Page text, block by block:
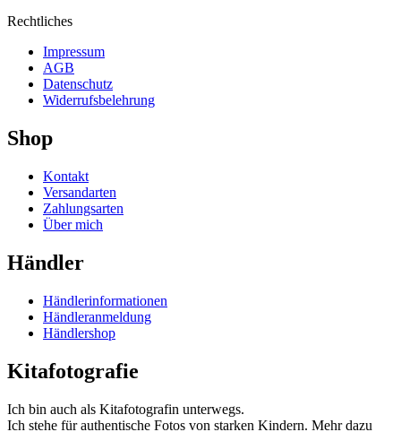
Rechtliches
Impressum
AGB
Datenschutz
Widerrufsbelehrung
Shop
Kontakt
Versandarten
Zahlungsarten
Über mich
Händler
Händlerinformationen
Händleranmeldung
Händlershop
Kitafotografie
Ich bin auch als Kitafotografin unterwegs.
Ich stehe für authentische Fotos von starken Kindern. Mehr dazu